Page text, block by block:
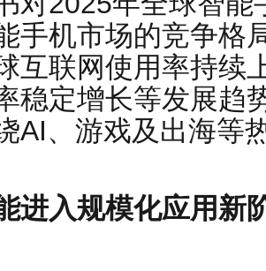
手机市场的竞争格
互联网使用率持续
稳定增长等发展趋
AI、游戏及出海等
进入规模化应用新